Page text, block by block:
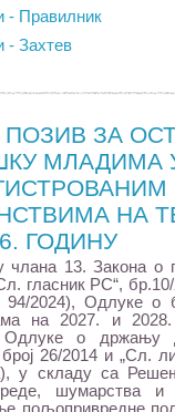
- Правилник
- Захтев
ПОЗИВ ЗА
МЛАДИМА
НА
ГОДИНУ
члана 13. Закона о
гласник РС“,
94/2024), Одлуке о
на 2027. и
Oдлуке о држању
број 26/2014 и „Сл.
у складу са
шумарства